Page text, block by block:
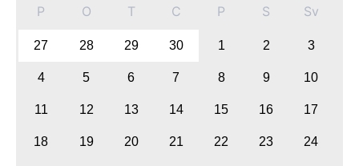
P O T C P S Sv
27 28 29 30 1 2 3
4 5 6 7 8 9 10
11 12 13 14 15 16 17
18 19 20 21 22 23 24